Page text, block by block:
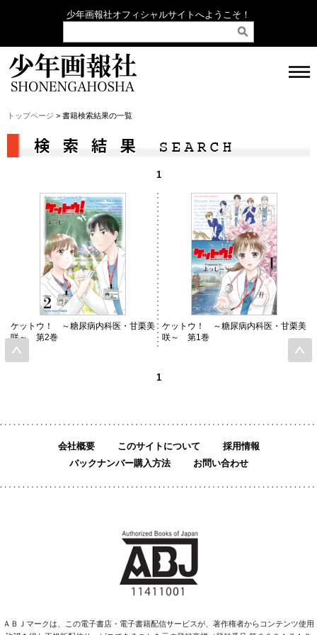
少年画報社オフィシャルサイトへようこそ！
トップページ > 書籍検索結果の一覧
1
ケットウ！ ～糖尿病内科医・甘栗美
咲～ 第2巻
ケットウ！ ～糖尿病内科医・甘栗美
咲～ 第1巻
1
会社概要 このサイトについて
採用情報
バックナンバー購入方法
お問い合わせ
ＡＢＪマークは、この電子書店・電子書籍配信サービスが、著作権者からコンテンツ使用